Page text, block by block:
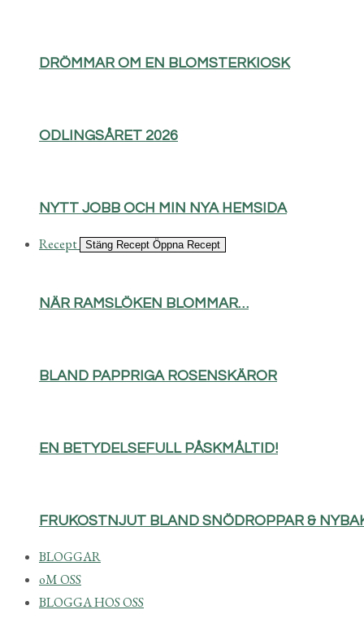
DRÖMMAR OM EN BLOMSTERKIOSK
ODLINGSÅRET 2026
NYTT JOBB OCH MIN NYA HEMSIDA
Recept Stäng Recept Öppna Recept
NÄR RAMSLÖKEN BLOMMAR…
BLAND PAPPRIGA ROSENSKÄROR
EN BETYDELSEFULL PÅSKMÅLTID!
FRUKOSTNJUT BLAND SNÖDROPPAR &
BLOGGAR
oM OSS
BLOGGA HOS OSS